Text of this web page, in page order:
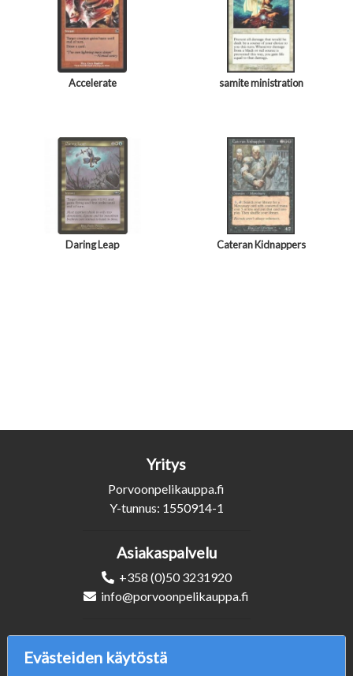
Accelerate samite ministration
Daring Leap Cateran Kidnappers
Yritys
Porvoonpelikauppa.fi
Y-tunnus: 1550914-1
Asiakaspalvelu
+358 (0)50 3231920
info@porvoonpelikauppa.fi
Seuraa Meitä
Evästeiden käytöstä